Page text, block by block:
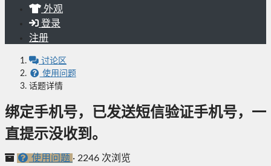
外观
登录
注册
讨论区
使用问题
话题详情
绑定手机号，已发送短信验证手机号，一
直提示没收到。
使用问题 · 2246 次浏览